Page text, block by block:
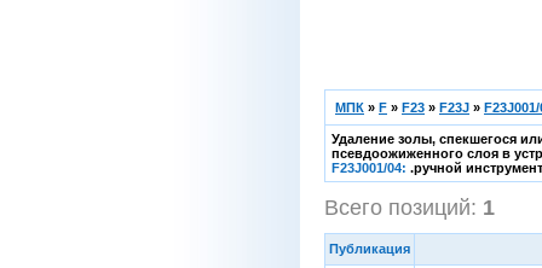
МПК » F » F23 » F23J » F23J001/
Удаление золы, спекшегося
псевдоожиженного слоя в
F23J001/04: .ручной
Всего позиций: 1
Публикация